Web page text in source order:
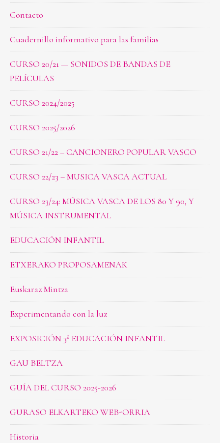
Contacto
Cuadernillo informativo para las familias
CURSO 20/21 — SONIDOS DE BANDAS DE
PELÍCULAS
CURSO 2024/2025
CURSO 2025/2026
CURSO 21/22 – CANCIONERO POPULAR VASCO
CURSO 22/23 – MUSICA VASCA ACTUAL
CURSO 23/24: MÚSICA VASCA DE LOS 80 Y 90, Y
MÚSICA INSTRUMENTAL
EDUCACIÓN INFANTIL
ETXERAKO PROPOSAMENAK
Euskaraz Mintza
Experimentando con la luz
EXPOSICIÓN 3º EDUCACIÓN INFANTIL
GAU BELTZA
GUÍA DEL CURSO 2025-2026
GURASO ELKARTEKO WEB-ORRIA
Historia